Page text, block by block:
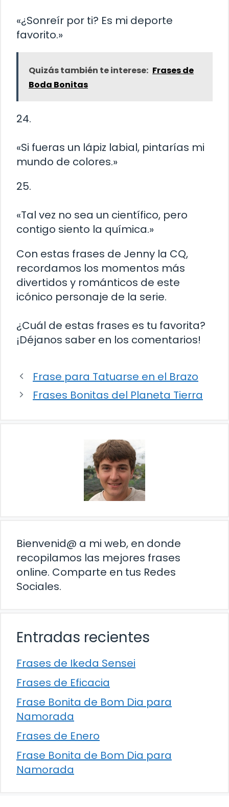
«¿Sonreír por ti? Es mi deporte
favorito.»
Quizás también te interese: Frases de
Boda Bonitas
24.
«Si fueras un lápiz labial, pintarías mi
mundo de colores.»
25.
«Tal vez no sea un científico, pero
contigo siento la química.»
Con estas frases de Jenny la CQ,
recordamos los momentos más
divertidos y románticos de este
icónico personaje de la serie.
¿Cuál de estas frases es tu favorita?
¡Déjanos saber en los comentarios!
Frase para Tatuarse en el Brazo
Frases Bonitas del Planeta Tierra
Bienvenid@ a mi web, en donde
recopilamos las mejores frases
online. Comparte en tus Redes
Sociales.
Entradas recientes
Frases de Ikeda Sensei
Frases de Eficacia
Frase Bonita de Bom Dia para
Namorada
Frases de Enero
Frase Bonita de Bom Dia para
Namorada